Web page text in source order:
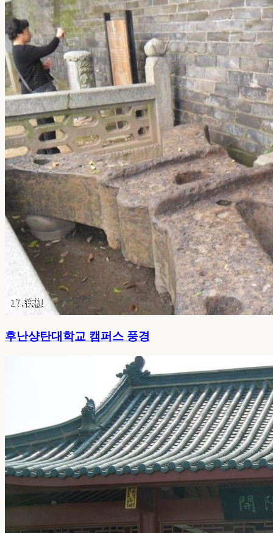
후난샹탄대학교 캠퍼스 풍경